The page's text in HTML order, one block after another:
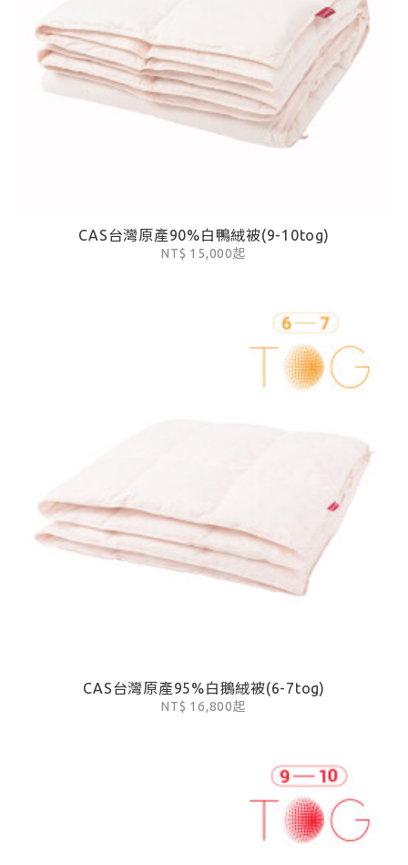
CAS台灣原產90%白鴨絨被(9-10tog)
NT$ 15,000起
CAS台灣原產95%白鵝絨被(6-7tog)
NT$ 16,800起